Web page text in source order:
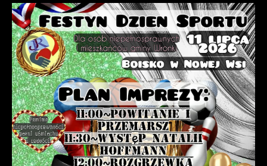
przeglądanej witryny internetowej. Treści promocyjne mogą
pojawić się na stronach podmiotów trzecich lub firm
będących naszymi partnerami oraz innych dostawców usług.
Firmy te działają w charakterze pośredników prezentujących
nasze treści w postaci wiadomości, ofert, komunikatów
mediów społecznościowych.